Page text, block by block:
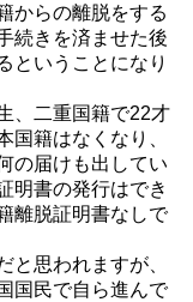
からの離脱をする
続きを済ませた後
ということになり
、二重国籍で22才
国籍はなくなり、
の届けも出してい
明書の発行はでき
離脱証明書なしで
思われますが、
国民で自ら進んで